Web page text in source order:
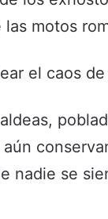
motos
el caos
nadie se